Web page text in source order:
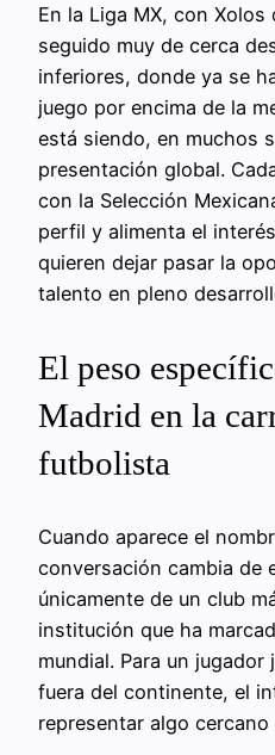
En la Liga MX, con Xolos
seguido muy de cerca
inferiores, donde ya se
juego por encima de la
está siendo, en muchos
presentación global.
con la Selección
perfil y alimenta el
quieren dejar pasar la
talento en pleno
El peso
Madrid en la
futbolista
Cuando aparece el
conversación cambia de
únicamente de un club
institución que ha
mundial. Para un
fuera del continente, el
representar algo